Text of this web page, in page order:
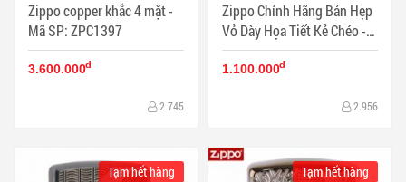
Zippo copper khắc 4 mặt -
Mã SP: ZPC1397
3.600.000đ
2.745
Zippo Chính Hãng Bản Hẹp
Vỏ Dày Họa Tiết Kẻ Chéo -
Mã SP: ZPC1325
1.100.000đ
2.956
Tạm hết hàng Tạm hết hàng